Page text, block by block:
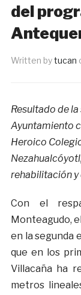
del
Written bytucan
Resultado de
Ayuntamiento
Heroico
rehabilitación
Con el
Monteagudo,
en la segunda
que en los
Villacaña ha
metros